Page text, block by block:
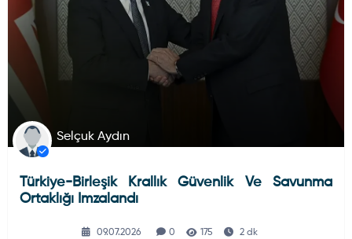
Selçuk Aydın
Türkiye-Birleşik Krallık Güvenlik Ve Savunma
Ortaklığı Imzalandı
09.07.2026 0 175 2 dk
Uydu ve Uzay Haberi 44
Füze ve Roketler 226